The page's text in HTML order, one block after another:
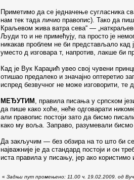
Приметимо да се једначење сугласника
нам тек тада личио правопис). Тако да
Краљевом жива ватра сева“ —
Људи то и не примећују, па просто је
никакав проблем не би представљало
уместо д изговара т, напротив, лакше би
Кад је Вук Караџић увео свој чувени
отишао предалеко и значајно оптеретио
испред безвучног не може изговорити, те
МЕЂУТИМ , правила писања у српском
да пише како хоће, неће одговарати
али правопис постоји зато да бисмо
како му воља. Заправо, разумевали
Да закључим — без обзира на то што би
најважније је да стандард постоји и он
иста правила у писању, јер ако
« Задњи пут промењено: 11.00 ч. 19.02.2009. од